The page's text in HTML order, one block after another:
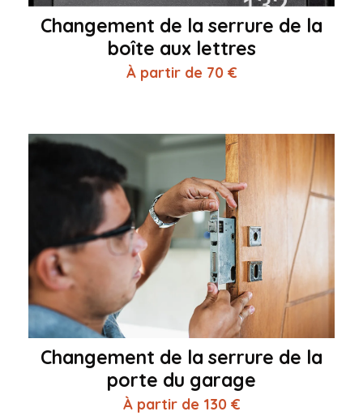
Changement de la serrure de la
boîte aux lettres
À partir de 70 €
Changement de la serrure de la
porte du garage
À partir de 130 €